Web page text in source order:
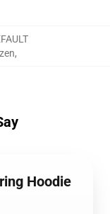
,
Hoodie